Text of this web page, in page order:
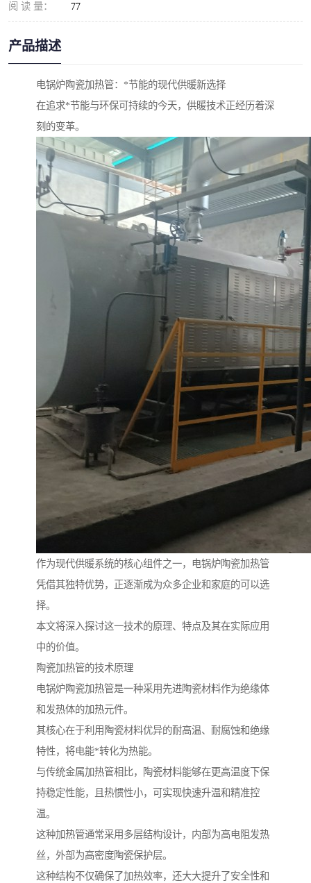
阅 读 量： 77
产品描述
电锅炉陶瓷加热管：*节能的现代供暖新选择
在追求*节能与环保可持续的今天，供暖技术正经历着深
刻的变革。
作为现代供暖系统的核心组件之一，电锅炉陶瓷加热管
凭借其独特优势，正逐渐成为众多企业和家庭的可以选
择。
本文将深入探讨这一技术的原理、特点及其在实际应用
中的价值。
陶瓷加热管的技术原理
电锅炉陶瓷加热管是一种采用先进陶瓷材料作为绝缘体
和发热体的加热元件。
其核心在于利用陶瓷材料优异的耐高温、耐腐蚀和绝缘
特性，将电能*转化为热能。
与传统金属加热管相比，陶瓷材料能够在更高温度下保
持稳定性能，且热惯性小，可实现快速升温和精准控
温。
这种加热管通常采用多层结构设计，内部为高电阻发热
丝，外部为高密度陶瓷保护层。
这种结构不仅确保了加热效率，还大大提升了安全性和